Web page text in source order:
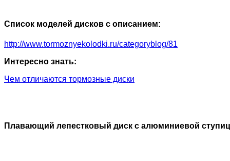
Список моделей дисков с описанием:
http://www.tormoznyekolodki.ru/categoryblog/81
Интересно знать:
Чем отличаются тормозные диски
Плавающий лепестковый диск с алюминиевой